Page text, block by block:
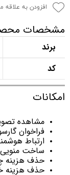
افزودن به علاقه
مشخصات
برند
کد
امکانات
مشاهده
فراخوان
ارتباط
ساخت منویی
حذف هزینه
حذف هزینه